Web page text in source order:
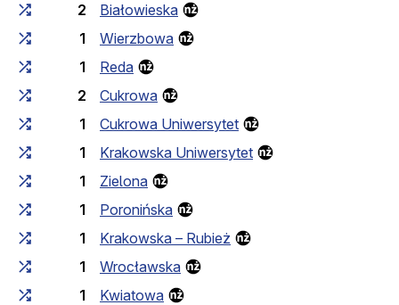
2
Białowieska
1
Wierzbowa
1
Reda
2
Cukrowa
1
Cukrowa Uniwersytet
1
Krakowska Uniwersytet
1
Zielona
1
Poronińska
1
Krakowska – Rubież
1
Wrocławska
1
Kwiatowa